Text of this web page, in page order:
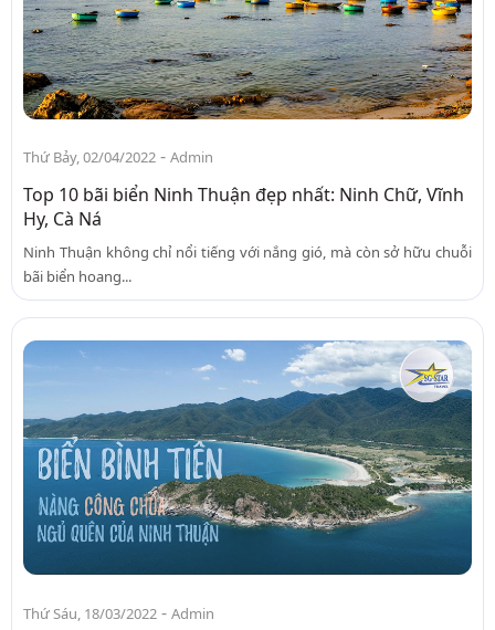
Thứ Bảy, 02/04/2022 - Admin
Top 10 bãi biển Ninh Thuận đẹp nhất: Ninh Chữ, Vĩnh
Hy, Cà Ná
Ninh Thuận không chỉ nổi tiếng với nắng gió, mà còn sở hữu chuỗi
bãi biển hoang...
Thứ Sáu, 18/03/2022 - Admin